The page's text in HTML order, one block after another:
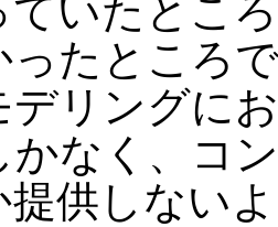
ていたとこ
ったところ
デリングに
かなく、コ
提供しない